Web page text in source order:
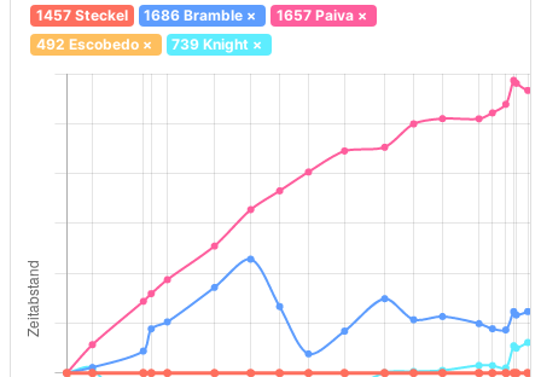
1457 Steckel 1686 Bramble × 1657 Paiva×
492 Escobedo× 739 Knight ×